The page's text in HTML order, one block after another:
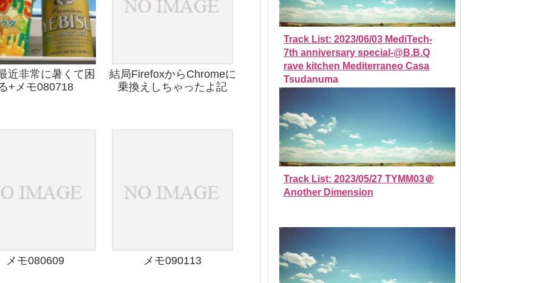
近非常に暑くて困
+メモ080718
結局FirefoxからChromeに
乗換えしちゃったよ記
メモ080609 メモ090113
Track List: 2023/06/03 MediTech-
7th anniversary special-@B.B.Q
rave kitchen Mediterraneo Casa
Tsudanuma
Track List: 2023/05/27 TYMM03＠
Another Dimension